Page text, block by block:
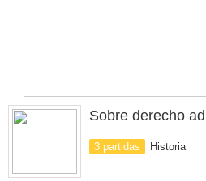
Sobre derecho
3 partidas Historia